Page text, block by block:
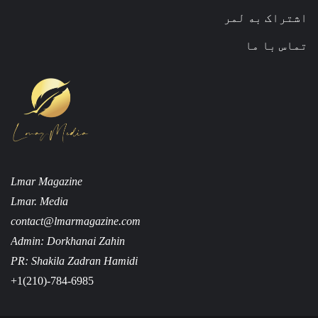
اشتراک به لمر
تماس با ما
Lmar Magazine
Lmar. Media
contact@lmarmagazine.com
Admin: Dorkhanai Zahin
PR: Shakila Zadran Hamidi
+1(210)-784-6985